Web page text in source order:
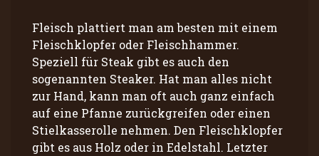
Fleisch plattiert man am besten mit einem
Fleischklopfer oder Fleischhammer.
Speziell für Steak gibt es auch den
sogenannten Steaker. Hat man alles nicht
zur Hand, kann man oft auch ganz einfach
auf eine Pfanne zurückgreifen oder einen
Stielkasserolle nehmen. Den Fleischklopfer
gibt es aus Holz oder in Edelstahl. Letzter